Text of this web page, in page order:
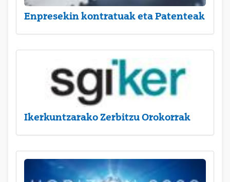
Enpresekin kontratuak eta Patenteak
Ikerkuntzarako Zerbitzu Orokorrak